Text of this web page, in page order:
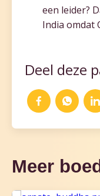
een leider?
India omdat
Deel deze
Meer